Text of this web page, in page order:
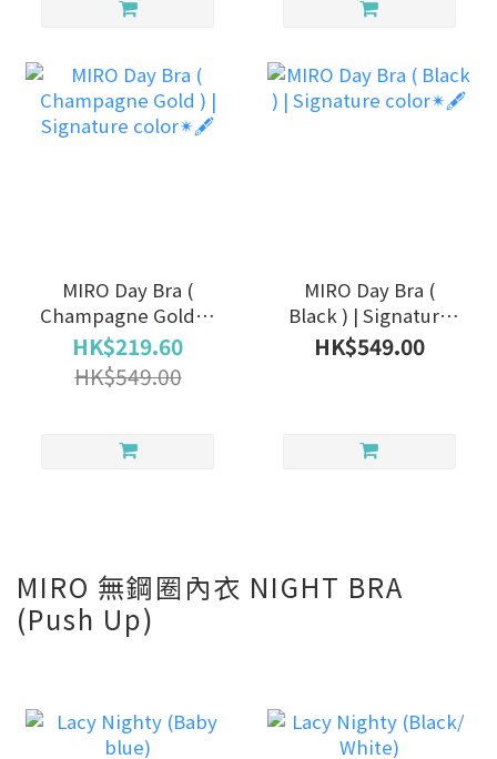
MIRO Day Bra (
Champagne Gold ) |
Signature color✴🖋
HK$219.60
HK$549.00
MIRO Day Bra (
Black ) | Signature
color✴🖋
HK$549.00
MIRO 無鋼圈內衣 NIGHT BRA
(Push Up)